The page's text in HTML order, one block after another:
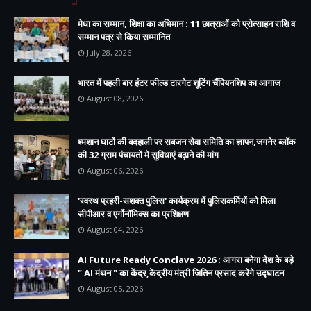
मेधा का सम्मान, शिक्षा का अभिमान : 11 छात्राओं को प्रोत्साहन राशि व
सम्मान पत्र से किया सम्मानित
July 28, 2026
भारत में पहली बार हंटर फील्ड टारगेट शूटिंग चैंपियनशिप का आगाज
August 08, 2026
श्मशान घाटों की बदहाली पर सबजन सेवा समिति का ज्ञापन,जगनेर ब्लॉक
की 32 ग्राम पंचायतों में सुविधाएं बढ़ाने की मांग
August 06, 2026
'स्वस्थ प्रहरी-सशक्त पुलिस' कार्यक्रम में पुलिसकर्मियों को मिला
सीपीआर व एर्गोनॉमिक्स का प्रशिक्षण
August 04, 2026
AI Future Ready Conclave 2026 : आगरा बनेगा देश के बड़े
" AI मंथन " का केंद्र,केंद्रीय मंत्री जितिन प्रसाद करेंगे उद्घाटन
August 05, 2026